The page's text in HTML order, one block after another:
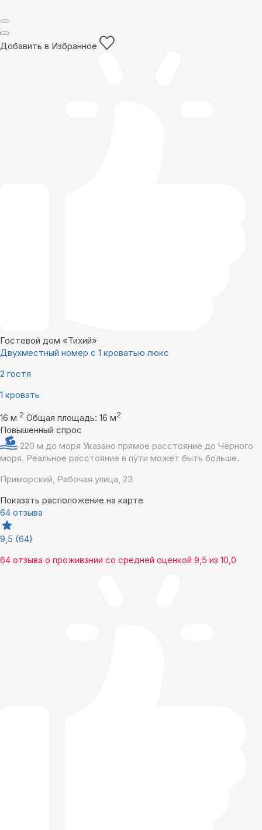
Добавить в Избранное
Гостевой дом «Тихий»
Двухместный номер с 1 кроватью люкс
2 гостя
1 кровать
16 м 2 Общая площадь: 16 м2
Повышенный спрос
220 м до моря Указано прямое расстояние до Чёрного
моря. Реальное расстояние в пути может быть больше.
Приморский, Рабочая улица, 23
Показать расположение на карте
64 отзыва
9,5 (64)
64 отзыва о проживании со средней оценкой 9,5 из 10,0